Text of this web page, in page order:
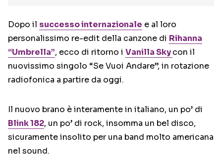
Dopo il successo internazionale e al loro
personalissimo re-edit della canzone di Rihanna
“Umbrella”, ecco di ritorno i Vanilla Skycon il
nuovissimo singolo “Se Vuoi Andare”, in rotazione
radiofonica a partire da oggi.
Il nuovo brano è interamente in italiano, un po’ di
Blink 182, un po’ di rock, insomma un bel disco,
sicuramente insolito per una band molto americana
nel sound.